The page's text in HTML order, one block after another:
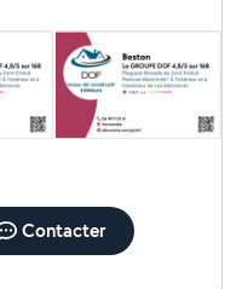
Contacter